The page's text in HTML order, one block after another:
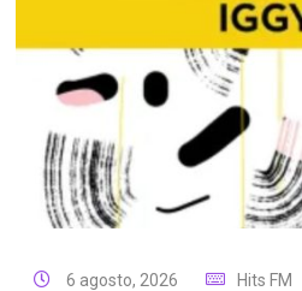
6 agosto, 2026 Hits FM